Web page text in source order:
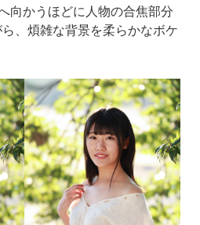
向かうほどに人物の合焦部分
、煩雑な背景を柔らかなボケ